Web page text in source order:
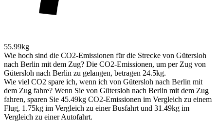
55.99kg
Wie hoch sind die CO2-Emissionen für die Strecke von Gütersloh
nach Berlin mit dem Zug? Die CO2-Emissionen, um per Zug von
Gütersloh nach Berlin zu gelangen, betragen 24.5kg.
Wie viel CO2 spare ich, wenn ich von Gütersloh nach Berlin mit
dem Zug fahre? Wenn Sie von Gütersloh nach Berlin mit dem Zug
fahren, sparen Sie 45.49kg CO2-Emissionen im Vergleich zu einem
Flug, 1.75kg im Vergleich zu einer Busfahrt und 31.49kg im
Vergleich zu einer Autofahrt.